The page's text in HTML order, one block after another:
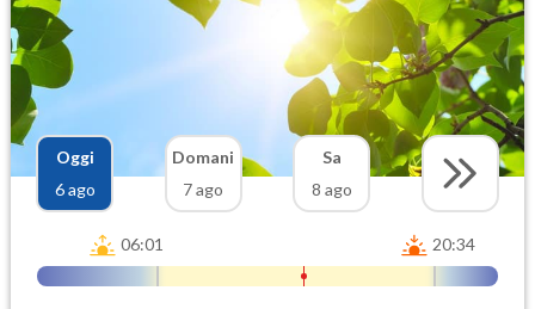
Oggi
6 ago
Domani
7 ago
Sa
8 ago
06:01 20:34